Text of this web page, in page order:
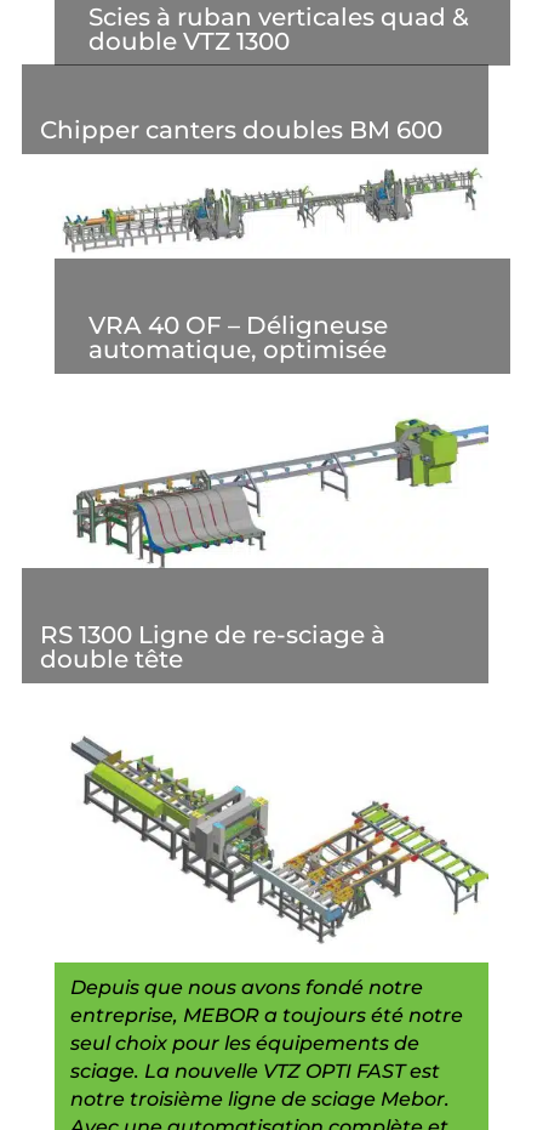
Scies à ruban verticales quad &
double VTZ 1300
Chipper canters doubles BM 600
VRA 40 OF – Déligneuse
automatique, optimisée
RS 1300 Ligne de re-sciage à
double tête
Depuis que nous avons fondé notre
entreprise, MEBOR a toujours été notre
seul choix pour les équipements de
sciage. La nouvelle VTZ OPTI FAST est
notre troisième ligne de sciage Mebor.